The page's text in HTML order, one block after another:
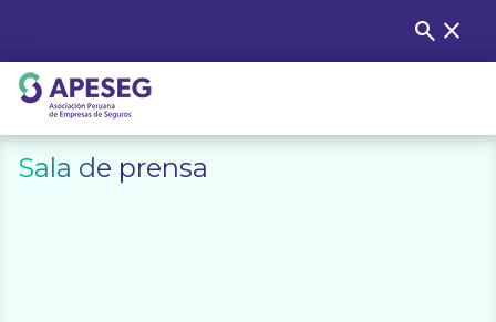
content
Buscar:
search close
APESEG
Sala de prensa